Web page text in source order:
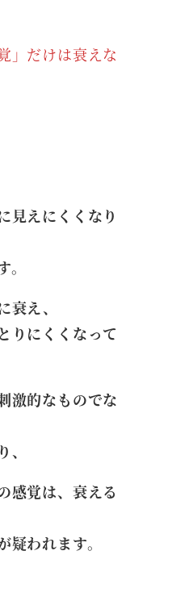
」だけは衰えな
見えにくくなり
え、
りにくくなって
激的なものでな
感覚は、衰える
疑われます。